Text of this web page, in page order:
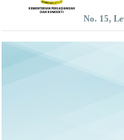
No. 15,